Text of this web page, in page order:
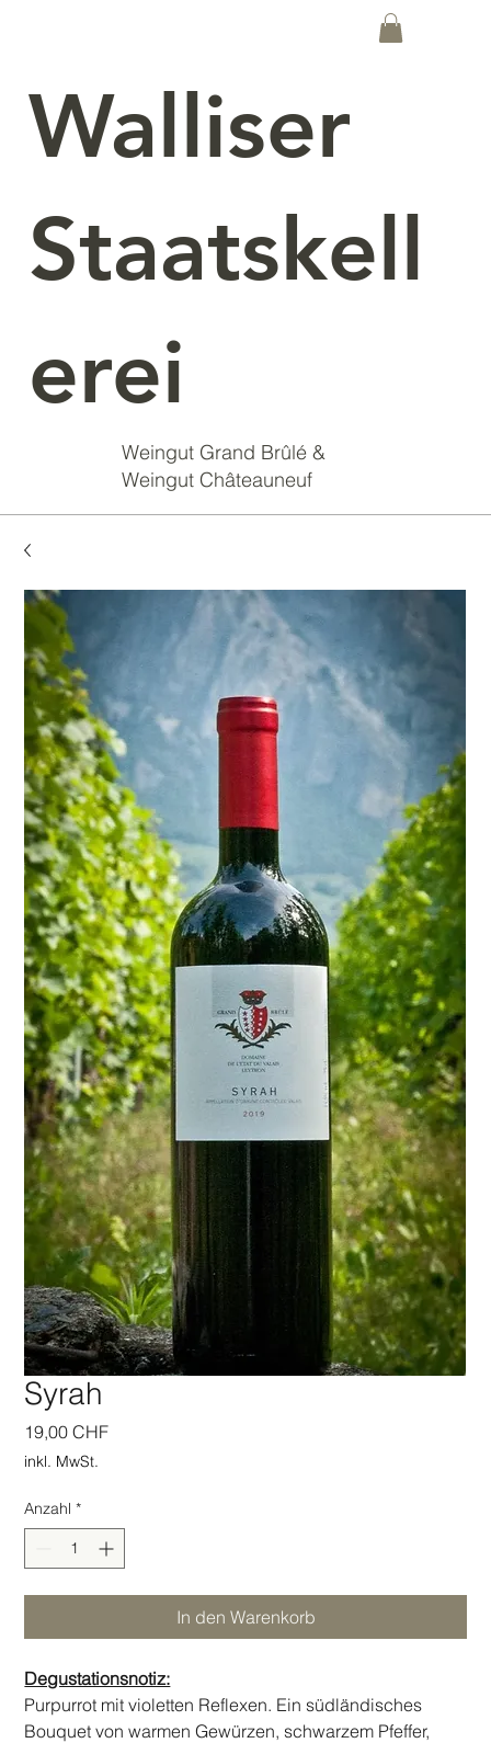
Walliser
Staatskell
erei
Weingut Grand Brûlé &
Weingut Châteauneuf
Syrah
19,00 CHFPreis
inkl. MwSt.
Anzahl *
In den Warenkorb
Degustationsnotiz:
Purpurrot mit violetten Reflexen. Ein südländisches
Bouquet von warmen Gewürzen, schwarzem Pfeffer,